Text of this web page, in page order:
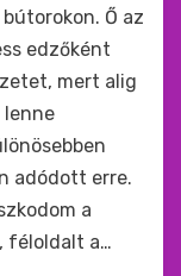
Ő az
edzőként
mert alig
lenne
adódott erre.
a
féloldalt a…